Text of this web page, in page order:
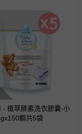
- 植萃酵素洗衣膠囊-小
顆共5袋